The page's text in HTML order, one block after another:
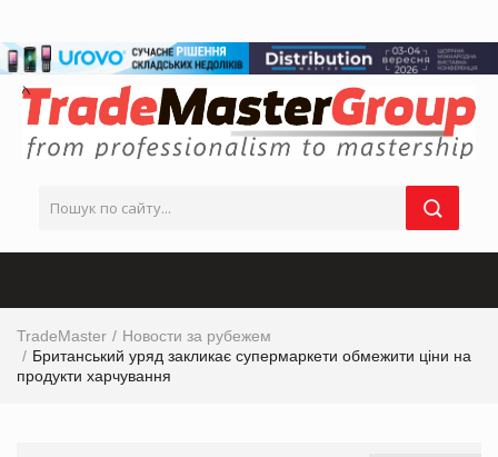
TradeMaster
Новости за рубежем
Британський уряд закликає супермаркети обмежити ціни на
продукти харчування